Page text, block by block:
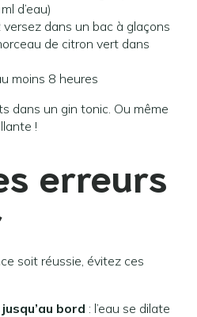
d’eau)
dans un bac à glaçons
de citron vert dans
moins 8 heures
dans un gin tonic. Ou même
!
erreurs
soit réussie, évitez ces
bord : l’eau se dilate